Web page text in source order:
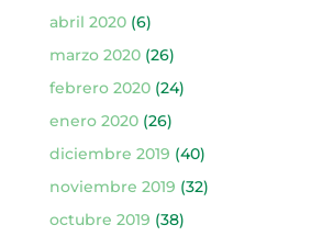
abril 2020(6)
marzo 2020(26)
febrero 2020(24)
enero 2020(26)
diciembre 2019 (40)
noviembre 2019 (32)
octubre 2019 (38)